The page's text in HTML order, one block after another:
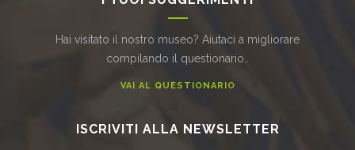
Hai visitato il nostro museo? Aiutaci a migliorare
compilando il questionario..
VAI AL QUESTIONARIO
ISCRIVITI ALLA NEWSLETTER